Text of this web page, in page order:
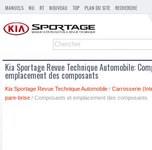
MANUELS NU RT NOUVEAU TOP PLAN DU SITE RECHERCHE
Kia Sportage Revue Technique Automobile:
emplacement des composants
Kia Sportage Revue Technique Automobile / Carrosserie
pare-brise / Composants et emplacement des composants